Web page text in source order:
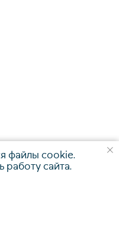
файлы cookie.
работу сайта.